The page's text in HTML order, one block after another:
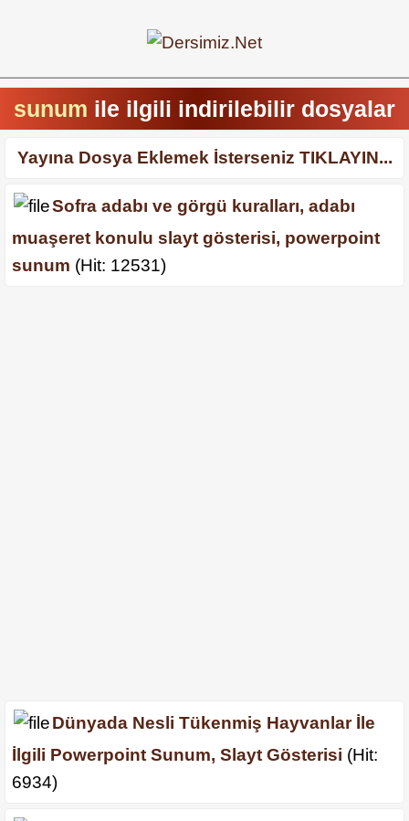
sunum ile ilgili indirilebilir dosyalar
Yayına Dosya Eklemek İsterseniz TIKLAYIN...
Sofra adabı ve görgü kuralları, adabı
muaşeret konulu slayt gösterisi, powerpoint
sunum (Hit: 12531)
Dünyada Nesli Tükenmiş Hayvanlar İle
İlgili Powerpoint Sunum, Slayt Gösterisi (Hit:
6934)